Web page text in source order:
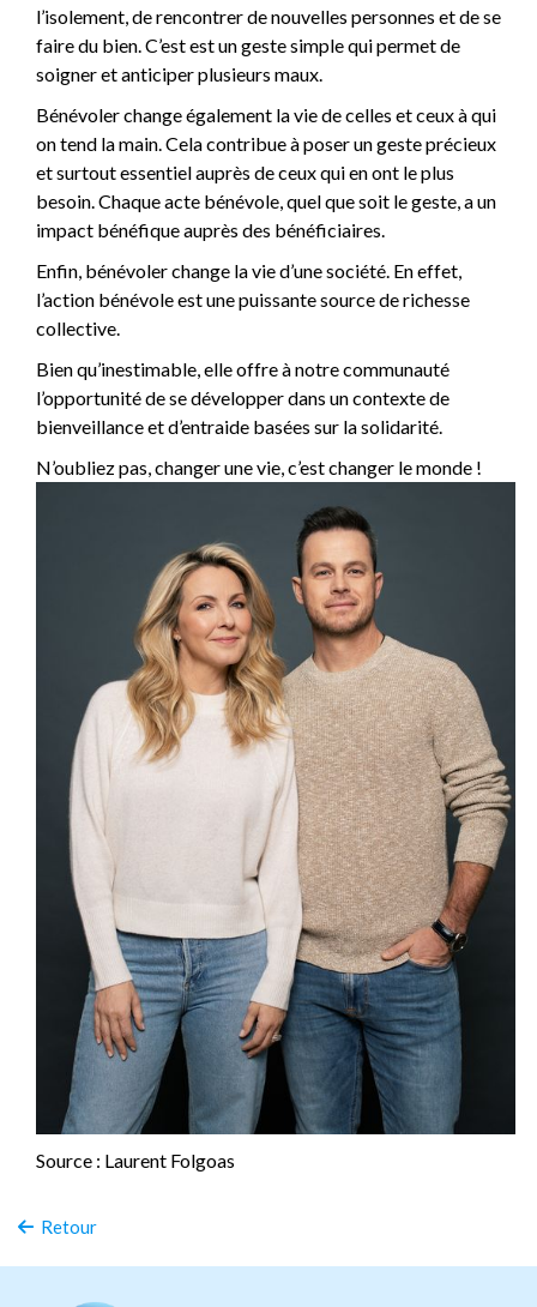
l’isolement, de rencontrer de nouvelles personnes et de se
faire du bien. C’est est un geste simple qui permet de
soigner et anticiper plusieurs maux.
Bénévoler change également la vie de celles et ceux à qui
on tend la main. Cela contribue à poser un geste précieux
et surtout essentiel auprès de ceux qui en ont le plus
besoin. Chaque acte bénévole, quel que soit le geste, a un
impact bénéfique auprès des bénéficiaires.
Enfin, bénévoler change la vie d’une société. En effet,
l’action bénévole est une puissante source de richesse
collective.
Bien qu’inestimable, elle offre à notre communauté
l’opportunité de se développer dans un contexte de
bienveillance et d’entraide basées sur la solidarité.
N’oubliez pas, changer une vie, c’est changer le monde !
Source : Laurent Folgoas
Retour